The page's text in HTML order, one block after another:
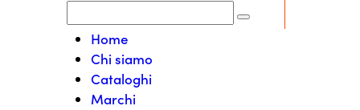
Home
Chi siamo
Cataloghi
Marchi